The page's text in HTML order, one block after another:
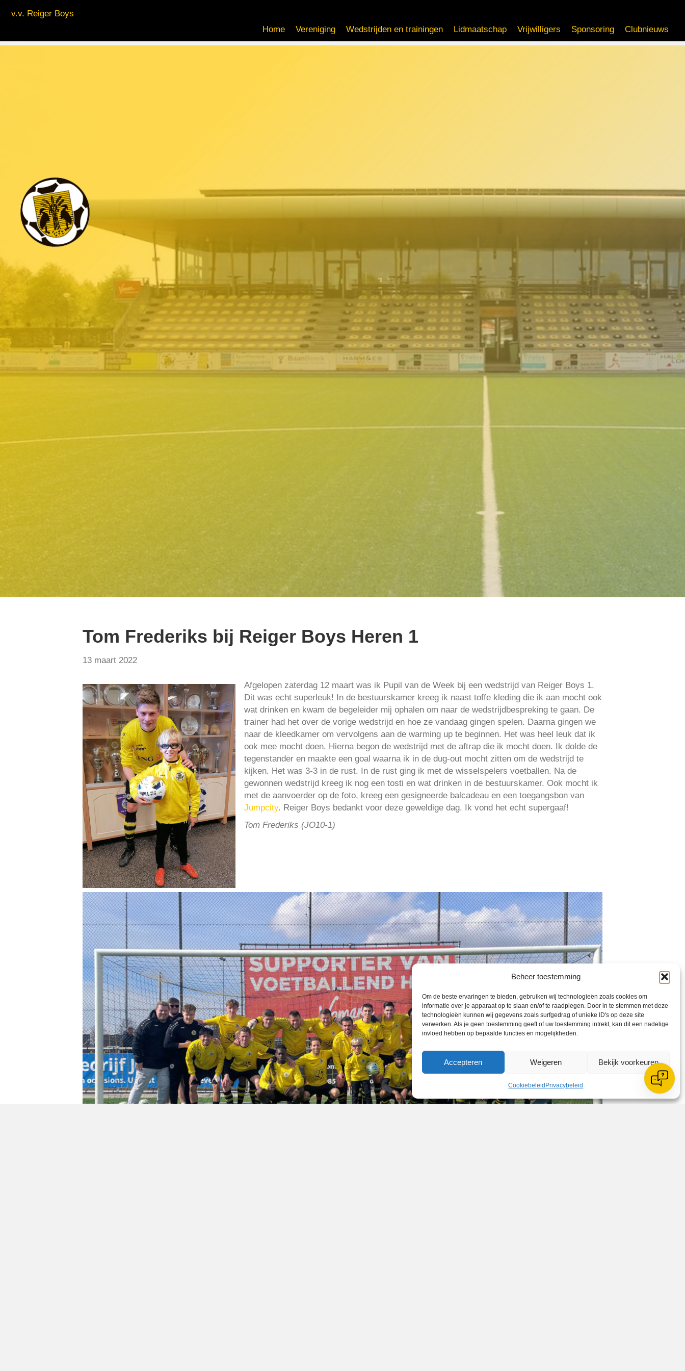
Beheer toestemming
Om de beste ervaringen te bieden, gebruiken wij technologieën zoals cookies om
informatie over je apparaat op te slaan en/of te raadplegen. Door in te stemmen met deze
technologieën kunnen wij gegevens zoals surfgedrag of unieke ID's op deze site
verwerken. Als je geen toestemming geeft of uw toestemming intrekt, kan dit een nadelige
invloed hebben op bepaalde functies en mogelijkheden.
Accepteren Weigeren Bekijk voorkeuren
Cookiebeleid Privacybeleid
v.v. Reiger Boys
Home
Vereniging Wedstrijden en trainingen Lidmaatschap Vrijwilligers Sponsoring Clubnieuws
Tom Frederiks bij Reiger Boys Heren 1
13 maart 2022
Afgelopen zaterdag 12 maart was ik Pupil van de Week bij een wedstrijd van Reiger Boys 1.
Dit was echt superleuk! In de bestuurskamer kreeg ik naast toffe kleding die ik aan mocht ook
wat drinken en kwam de begeleider mij ophalen om naar de wedstrijdbespreking te gaan. De
trainer had het over de vorige wedstrijd en hoe ze vandaag gingen spelen. Daarna gingen we
naar de kleedkamer om vervolgens aan de warming up te beginnen. Het was heel leuk dat ik
ook mee mocht doen. Hierna begon de wedstrijd met de aftrap die ik mocht doen. Ik dolde de
tegenstander en maakte een goal waarna ik in de dug-out mocht zitten om de wedstrijd te
kijken. Het was 3-3 in de rust. In de rust ging ik met de wisselspelers voetballen. Na de
gewonnen wedstrijd kreeg ik nog een tosti en wat drinken in de bestuurskamer. Ook mocht ik
met de aanvoerder op de foto, kreeg een gesigneerde balcadeau en een toegangsbon van
Jumpcity. Reiger Boys bedankt voor deze geweldige dag. Ik vond het echt supergaaf!
Tom Frederiks (JO10-1)